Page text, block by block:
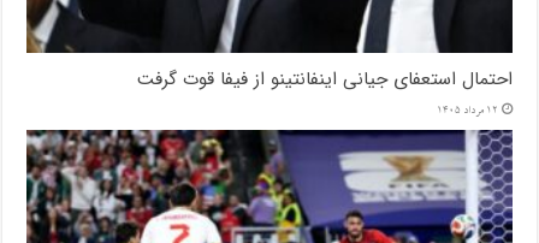
احتمال استعفای جیانی اینفانتینو از فیفا قوت گرفت
12 مرداد 1405